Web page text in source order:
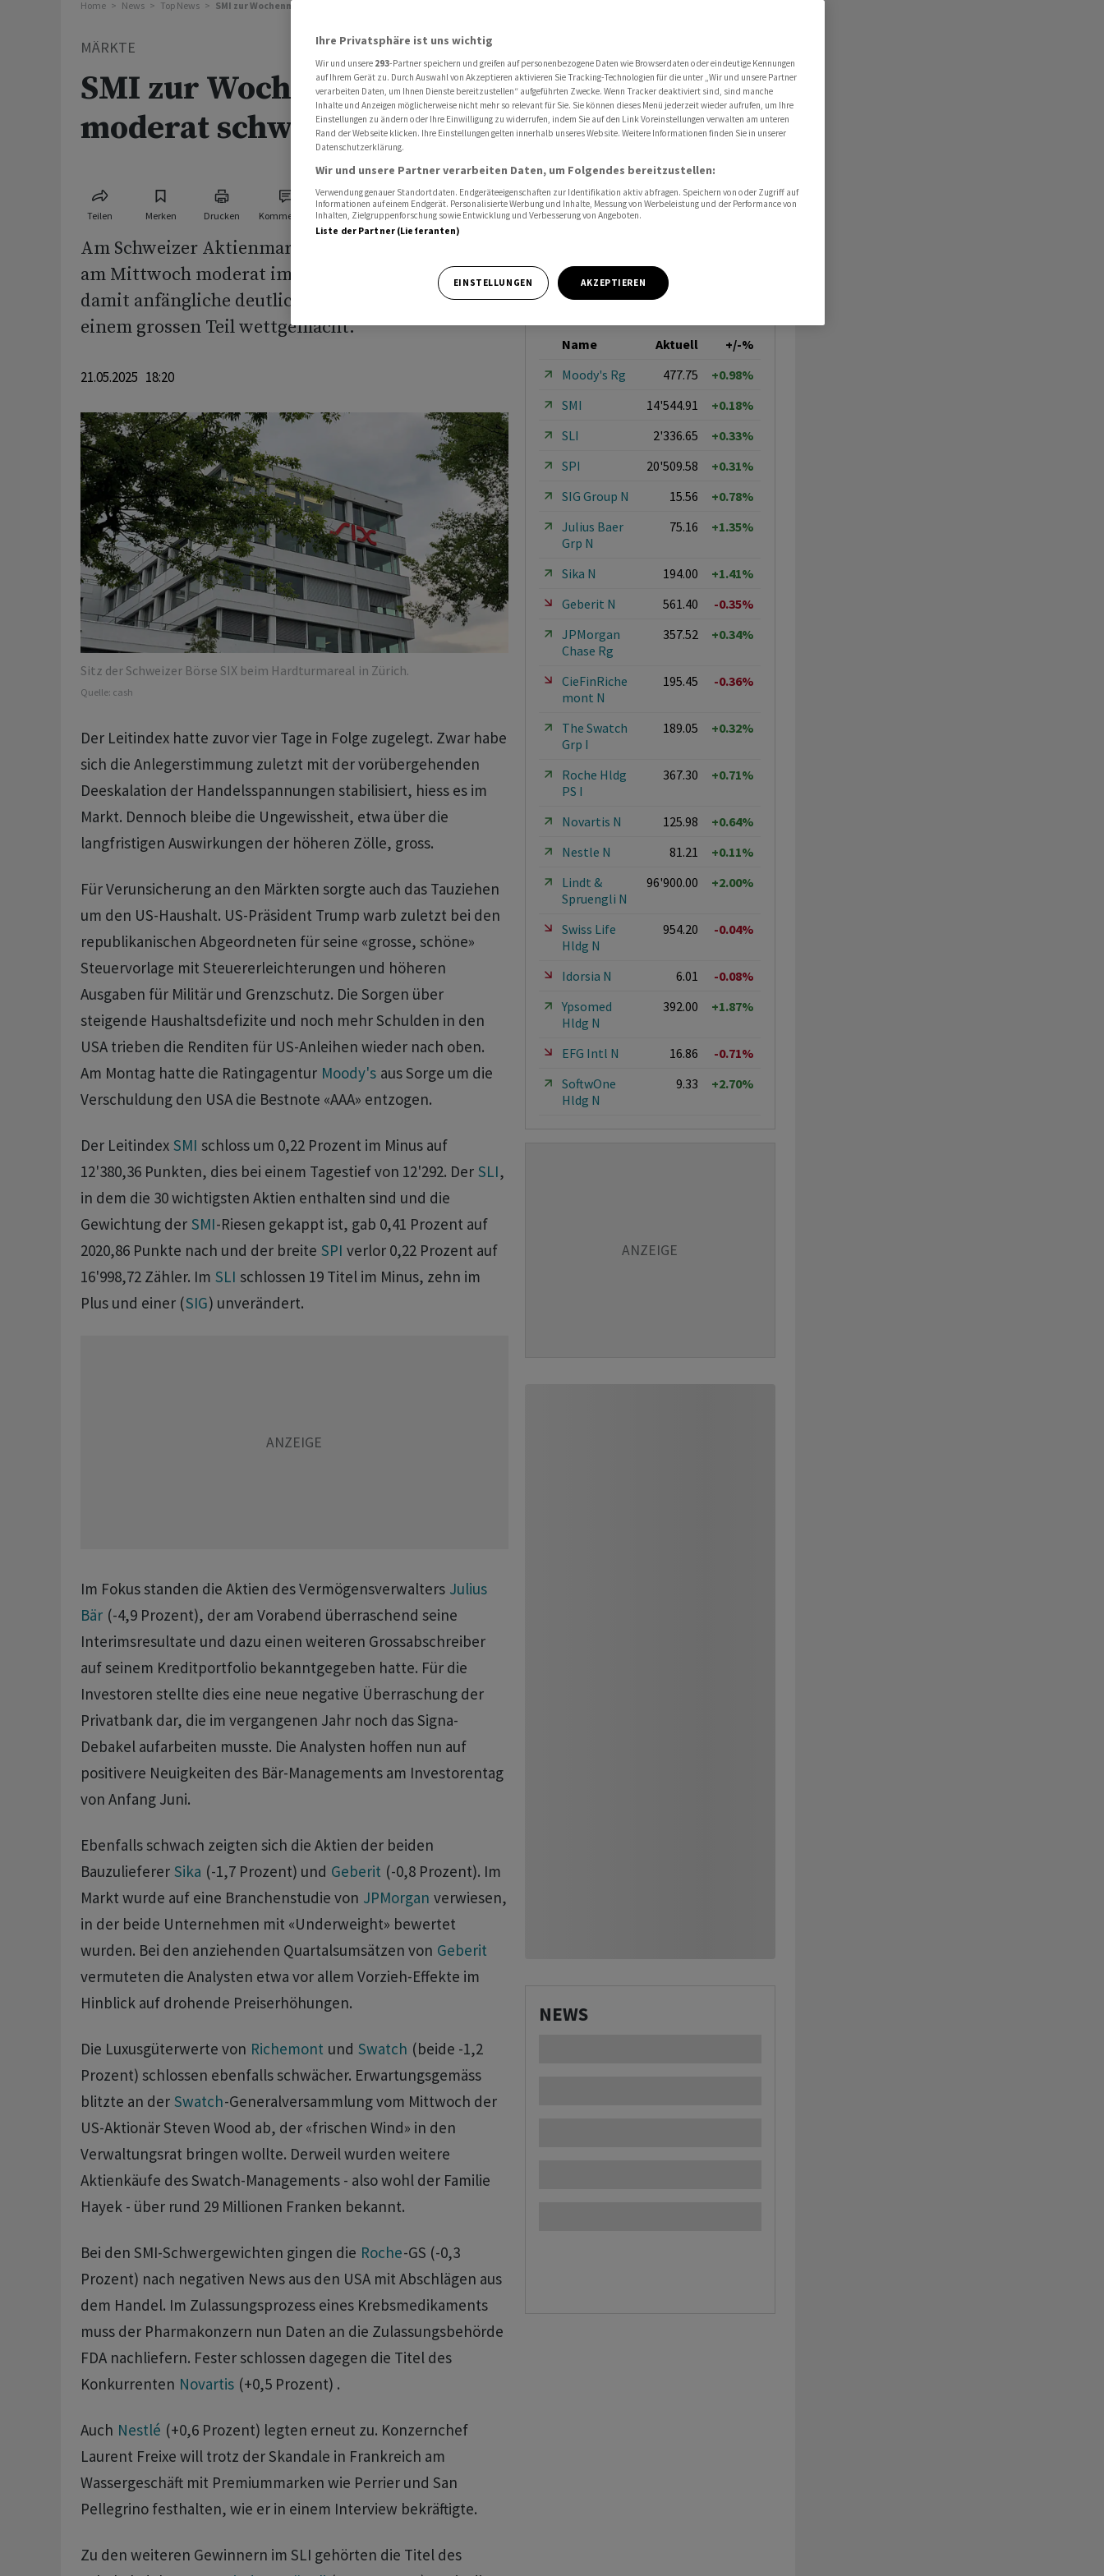
Home News Top News SMI zur Wochenmitte moderat schwächer
MÄRKTE
SMI zur Wochenmitte
moderat schwächer
Teilen Merken Drucken Kommentare
Am Schweizer Aktienmarkt hat der Leitindex SMI
am Mittwoch moderat im Minus geschlossen und
damit anfängliche deutlich grössere Verluste zu
einem grossen Teil wettgemacht.
21.05.2025 18:20
Sitz der Schweizer Börse SIX beim Hardturmareal in Zürich.
Quelle: cash
Der Leitindex hatte zuvor vier Tage in Folge zugelegt. Zwar habe
sich die Anlegerstimmung zuletzt mit der vorübergehenden
Deeskalation der Handelsspannungen stabilisiert, hiess es im
Markt. Dennoch bleibe die Ungewissheit, etwa über die
langfristigen Auswirkungen der höheren Zölle, gross.
Für Verunsicherung an den Märkten sorgte auch das Tauziehen
um den US-Haushalt. US-Präsident Trump warb zuletzt bei den
republikanischen Abgeordneten für seine «grosse, schöne»
Steuervorlage mit Steuererleichterungen und höheren
Ausgaben für Militär und Grenzschutz. Die Sorgen über
steigende Haushaltsdefizite und noch mehr Schulden in den
USA trieben die Renditen für US-Anleihen wieder nach oben.
Am Montag hatte die Ratingagentur Moody's aus Sorge um die
Verschuldung den USA die Bestnote «AAA» entzogen.
Der Leitindex SMI schloss um 0,22 Prozent im Minus auf
12'380,36 Punkten, dies bei einem Tagestief von 12'292. Der SLI,
in dem die 30 wichtigsten Aktien enthalten sind und die
Gewichtung der SMI-Riesen gekappt ist, gab 0,41 Prozent auf
2020,86 Punkte nach und der breite SPI verlor 0,22 Prozent auf
16'998,72 Zähler. Im SLI schlossen 19 Titel im Minus, zehn im
Plus und einer (SIG) unverändert.
Im Fokus standen die Aktien des Vermögensverwalters Julius
Bär (-4,9 Prozent), der am Vorabend überraschend seine
Interimsresultate und dazu einen weiteren Grossabschreiber
auf seinem Kreditportfolio bekanntgegeben hatte. Für die
Investoren stellte dies eine neue negative Überraschung der
Privatbank dar, die im vergangenen Jahr noch das Signa-
Debakel aufarbeiten musste. Die Analysten hoffen nun auf
positivere Neuigkeiten des Bär-Managements am Investorentag
von Anfang Juni.
Ebenfalls schwach zeigten sich die Aktien der beiden
Bauzulieferer Sika (-1,7 Prozent) und Geberit (-0,8 Prozent). Im
Markt wurde auf eine Branchenstudie von JPMorgan verwiesen,
in der beide Unternehmen mit «Underweight» bewertet
wurden. Bei den anziehenden Quartalsumsätzen von Geberit
vermuteten die Analysten etwa vor allem Vorzieh-Effekte im
Hinblick auf drohende Preiserhöhungen.
Die Luxusgüterwerte von Richemont und Swatch (beide -1,2
Prozent) schlossen ebenfalls schwächer. Erwartungsgemäss
blitzte an der Swatch-Generalversammlung vom Mittwoch der
US-Aktionär Steven Wood ab, der «frischen Wind» in den
Verwaltungsrat bringen wollte. Derweil wurden weitere
Aktienkäufe des Swatch-Managements - also wohl der Familie
Hayek - über rund 29 Millionen Franken bekannt.
Bei den SMI-Schwergewichten gingen die Roche-GS (-0,3
Prozent) nach negativen News aus den USA mit Abschlägen aus
dem Handel. Im Zulassungsprozess eines Krebsmedikaments
muss der Pharmakonzern nun Daten an die Zulassungsbehörde
FDA nachliefern. Fester schlossen dagegen die Titel des
Konkurrenten Novartis (+0,5 Prozent) .
Auch Nestlé (+0,6 Prozent) legten erneut zu. Konzernchef
Laurent Freixe will trotz der Skandale in Frankreich am
Wassergeschäft mit Premiummarken wie Perrier und San
Pellegrino festhalten, wie er in einem Interview bekräftigte.
Zu den weiteren Gewinnern im SLI gehörten die Titel des
Name Aktuell
+/-%
Moody's Rg
477.75
+0.98%
SMI
14'544.91
+0.18%
SLI
2'336.65
+0.33%
SPI
20'509.58
+0.31%
SIG Group N
15.56
+0.78%
Julius Baer
Grp N
75.16 +1.35%
Sika N 194.00
+1.41%
Geberit N
561.40
-0.35%
JPMorgan
Chase Rg
357.52 +0.34%
CieFinRiche
mont N
195.45 -0.36%
The Swatch
Grp I
189.05 +0.32%
Roche Hldg
PS I
367.30 +0.71%
Novartis N 125.98
+0.64%
Nestle N
81.21
+0.11%
Lindt &
Spruengli N
96'900.00 +2.00%
Swiss Life
Hldg N
954.20 -0.04%
Idorsia N 6.01
-0.08%
Ypsomed
Hldg N
392.00 +1.87%
EFG Intl N 16.86
-0.71%
SoftwOne
Hldg N
9.33 +2.70%
NEWS
Ihre Privatsphäre ist uns wichtig
Wir und unsere 293-Partner speichern und greifen auf personenbezogene Daten wie Browserdaten oder eindeutige Kennungen
auf Ihrem Gerät zu. Durch Auswahl von Akzeptieren aktivieren Sie Tracking-Technologien für die unter „Wir und unsere Partner
verarbeiten Daten, um Ihnen Dienste bereitzustellen“ aufgeführten Zwecke. Wenn Tracker deaktiviert sind, sind manche
Inhalte und Anzeigen möglicherweise nicht mehr so relevant für Sie. Sie können dieses Menü jederzeit wieder aufrufen, um Ihre
Einstellungen zu ändern oder Ihre Einwilligung zu widerrufen, indem Sie auf den Link Voreinstellungen verwalten am unteren
Rand der Webseite klicken. Ihre Einstellungen gelten innerhalb unseres Website. Weitere Informationen finden Sie in unserer
Datenschutzerklärung.
Wir und unsere Partner verarbeiten Daten, um Folgendes bereitzustellen:
Verwendung genauer Standortdaten. Endgeräteeigenschaften zur Identifikation aktiv abfragen. Speichern von oder Zugriff auf
Informationen auf einem Endgerät. Personalisierte Werbung und Inhalte, Messung von Werbeleistung und der Performance von
Inhalten, Zielgruppenforschung sowie Entwicklung und Verbesserung von Angeboten.
Liste der Partner (Lieferanten)
EINSTELLUNGEN AKZEPTIEREN